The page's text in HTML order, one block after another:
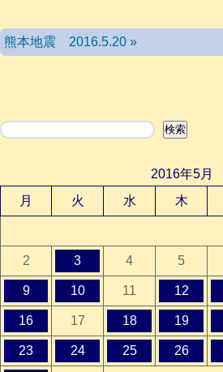
熊本地震 2016.5.20 »
検索 検索
2016年5月
月
火 水 木
2 3 4 5
9 10 11 12
16 17 18 19
23 24 25 26